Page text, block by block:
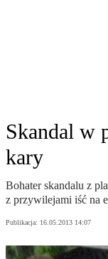
Skandal w
kary
Bohater skandalu z
z przywilejami iść na
Publikacja: 16.05.2013 14:07